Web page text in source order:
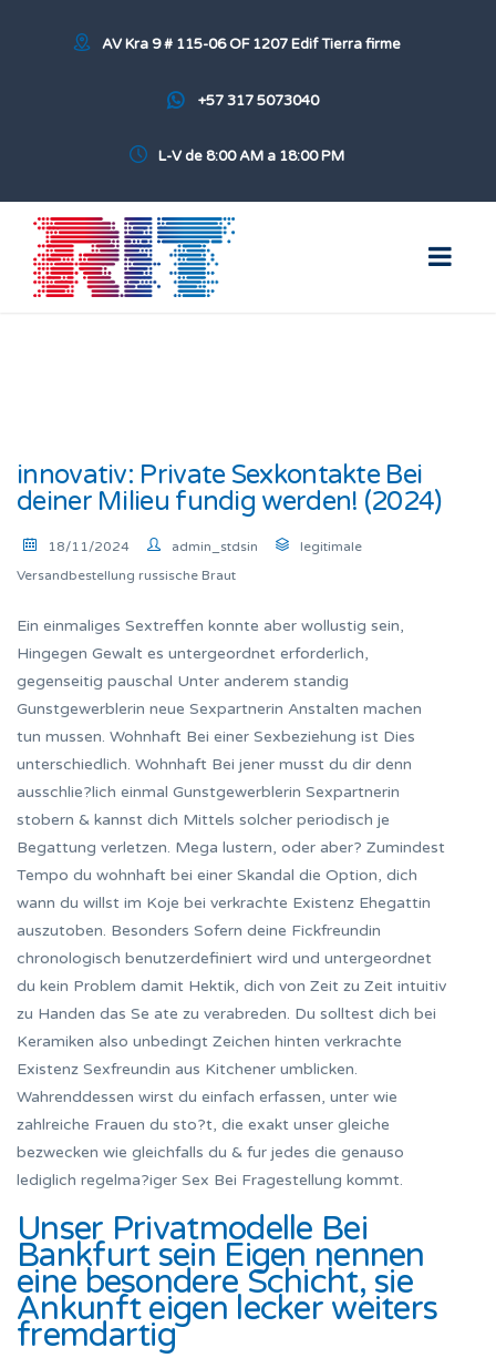
AV Kra 9 # 115-06 OF 1207 Edif Tierra firme
+57 317 5073040
L-V de 8:00 AM a 18:00 PM
innovativ: Private Sexkontakte Bei
deiner Milieu fundig werden! (2024)
18/11/2024 admin_stdsin
legitimale
Versandbestellung russische Braut
Ein einmaliges Sextreffen konnte aber wollustig sein,
Hingegen Gewalt es untergeordnet erforderlich,
gegenseitig pauschal Unter anderem standig
Gunstgewerblerin neue Sexpartnerin Anstalten machen
tun mussen. Wohnhaft Bei einer Sexbeziehung ist Dies
unterschiedlich. Wohnhaft Bei jener musst du dir denn
ausschlie?lich einmal Gunstgewerblerin Sexpartnerin
stobern & kannst dich Mittels solcher periodisch je
Begattung verletzen. Mega lustern, oder aber? Zumindest
Tempo du wohnhaft bei einer Skandal die Option, dich
wann du willst im Koje bei verkrachte Existenz Ehegattin
auszutoben. Besonders Sofern deine Fickfreundin
chronologisch benutzerdefiniert wird und untergeordnet
du kein Problem damit Hektik, dich von Zeit zu Zeit intuitiv
zu Handen das Se ate zu verabreden. Du solltest dich bei
Keramiken also unbedingt Zeichen hinten verkrachte
Existenz Sexfreundin aus Kitchener umblicken.
Wahrenddessen wirst du einfach erfassen, unter wie
zahlreiche Frauen du sto?t, die exakt unser gleiche
bezwecken wie gleichfalls du & fur jedes die genauso
lediglich regelma?iger Sex Bei Fragestellung kommt.
Unser Privatmodelle Bei
Bankfurt sein Eigen nennen
eine besondere Schicht, sie
Ankunft eigen lecker weiters
fremdartig